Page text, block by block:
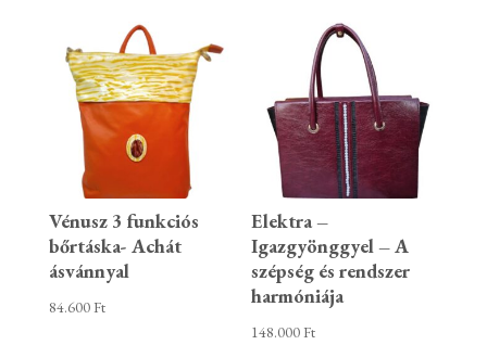
Vénusz 3 funkciós
bőrtáska- Achát
ásvánnyal
84.600Ft
Elektra –
Igazgyönggyel – A
szépség és rendszer
harmóniája
148.000Ft